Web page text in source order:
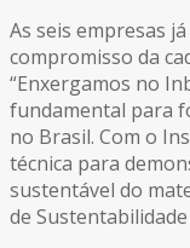
As seis empresas
compromisso da
“Enxergamos no
fundamental para
no Brasil. Com o
técnica para
sustentável do
de